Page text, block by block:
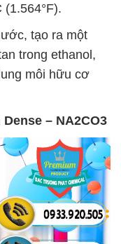
(1.564°F).
tạo ra một
trong ethanol,
môi hữu cơ
– NA2CO3